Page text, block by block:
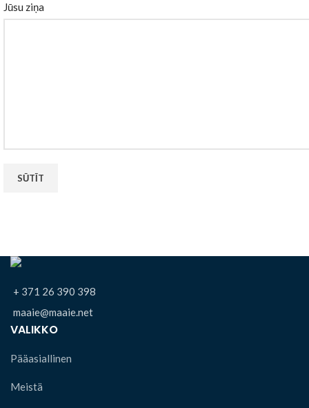
Jūsu ziņa
+ 371 26 390 398
maaie@maaie.net
VALIKKO
Pääasiallinen
Meistä